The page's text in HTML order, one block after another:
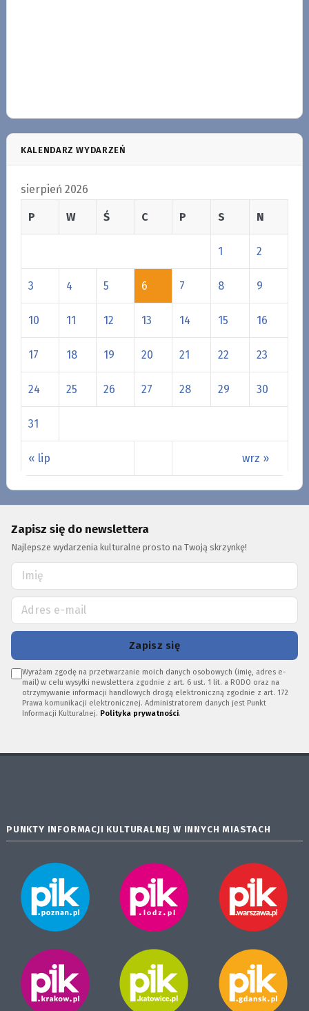
KALENDARZ WYDARZEŃ
sierpień 2026
P W Ś C P S N
« lip wrz »
1 2
3 4 5 6 7 8 9
10 11 12 13 14 15 16
17 18 19 20 21 22 23
24 25 26 27 28 29 30
31
Zapisz się do newslettera
Najlepsze wydarzenia kulturalne prosto na Twoją skrzynkę!
Zapisz się
Wyrażam zgodę na przetwarzanie moich danych osobowych (imię, adres e-
mail) w celu wysyłki newslettera zgodnie z art. 6 ust. 1 lit. a RODO oraz na
otrzymywanie informacji handlowych drogą elektroniczną zgodnie z art. 172
Prawa komunikacji elektronicznej. Administratorem danych jest Punkt
Informacji Kulturalnej. Polityka prywatności.
PUNKTY INFORMACJI KULTURALNEJ W INNYCH MIASTACH